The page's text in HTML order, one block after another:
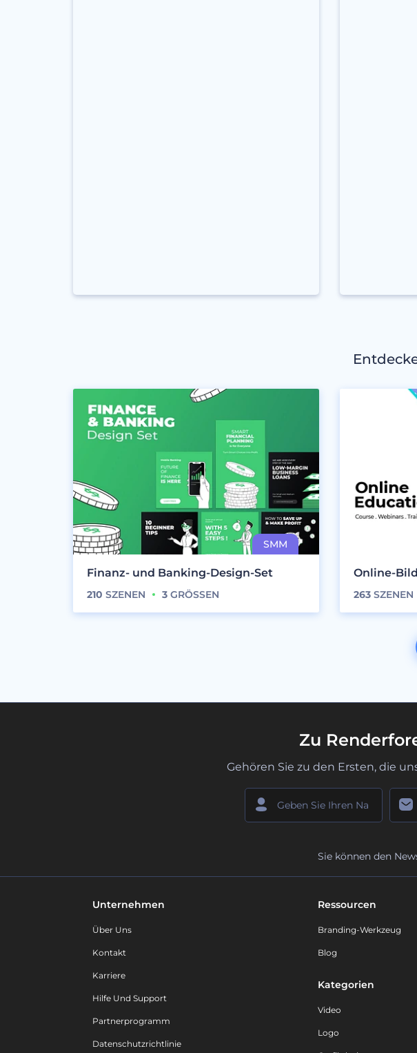
Finanz- und Banking-Design-Set
210 SZENEN 3 GRÖSSEN
Online-
263 SZENEN
Zu
Gehören Sie zu den Ersten, die
Sie können den
Unternehmen
Über Uns
Kontakt
Karriere
Hilfe Und Support
Partnerprogramm
Datenschutzrichtlinie
Ressourcen
Branding-Werkzeug
Blog
Kategorien
Video
Logo